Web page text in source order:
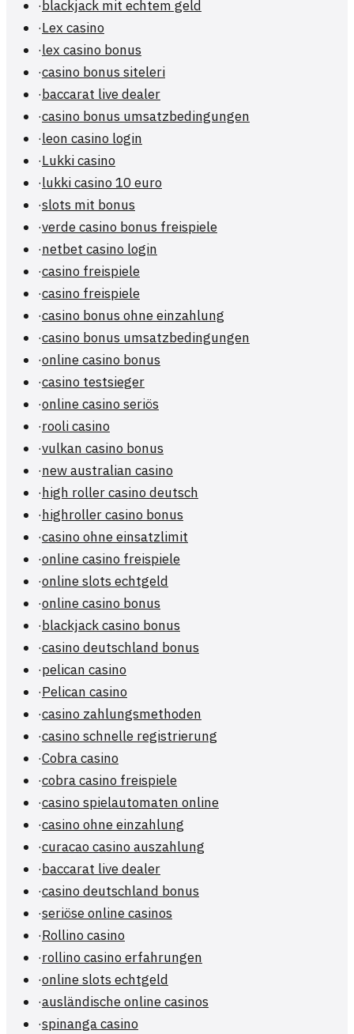
· blackjack mit echtem geld
·Lex casino
·lex casino bonus
·casino bonus siteleri
·baccarat live dealer
·casino bonus umsatzbedingungen
·leon casino login
·Lukki casino
·lukki casino 10 euro
·slots mit bonus
·verde casino bonus freispiele
·netbet casino login
·casino freispiele
·casino freispiele
·casino bonus ohne einzahlung
·casino bonus umsatzbedingungen
·online casino bonus
·casino testsieger
·online casino seriös
·rooli casino
·vulkan casino bonus
·new australian casino
·high roller casino deutsch
·highroller casino bonus
·casino ohne einsatzlimit
·online casino freispiele
·online slots echtgeld
·online casino bonus
·blackjack casino bonus
·casino deutschland bonus
·pelican casino
·Pelican casino
·casino zahlungsmethoden
·casino schnelle registrierung
·Cobra casino
·cobra casino freispiele
·casino spielautomaten online
·casino ohne einzahlung
·curacao casino auszahlung
·baccarat live dealer
·casino deutschland bonus
·seriöse online casinos
·Rollino casino
·rollino casino erfahrungen
·online slots echtgeld
·ausländische online casinos
·spinanga casino